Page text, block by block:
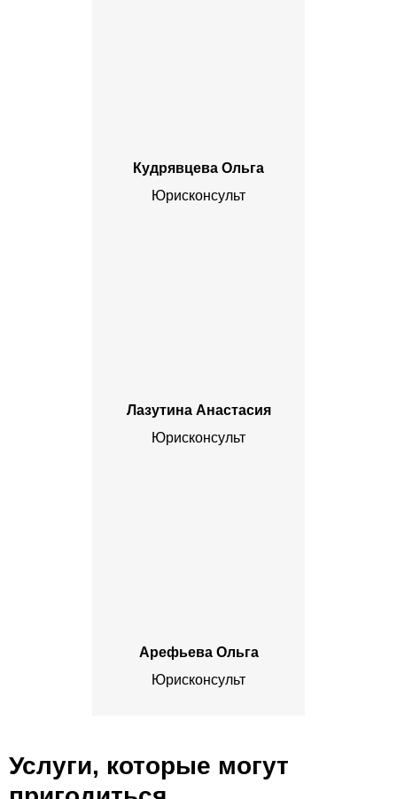
Кудрявцева Ольга
Юрисконсульт
Лазутина Анастасия
Юрисконсульт
Арефьева Ольга
Юрисконсульт
Услуги, которые могут